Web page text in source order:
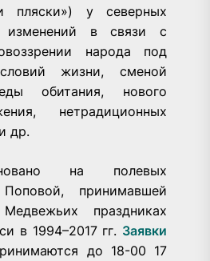
пляски») у северных
изменений в связи с
народа под
жизни, сменой
обитания, нового
нетрадиционных
др.
на полевых
принимавшей
праздниках
в 1994–2017 гг. Заявки
до 18-00 17